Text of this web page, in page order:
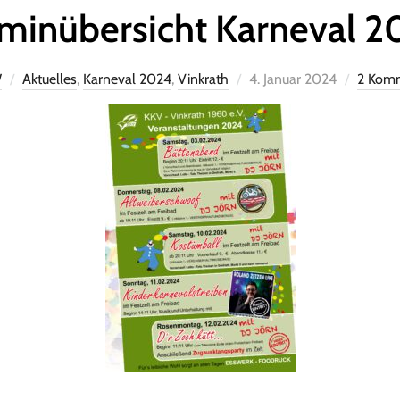
Karneval
Aktuelles, Karneval 2024, Vinkrath 4. Januar 2024 2